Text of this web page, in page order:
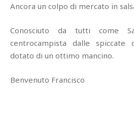
Ancora un colpo di mercato in
Conosciuto da tutti come
centrocampista dalle spiccate
dotato di un ottimo mancino.
Benvenuto Francisco